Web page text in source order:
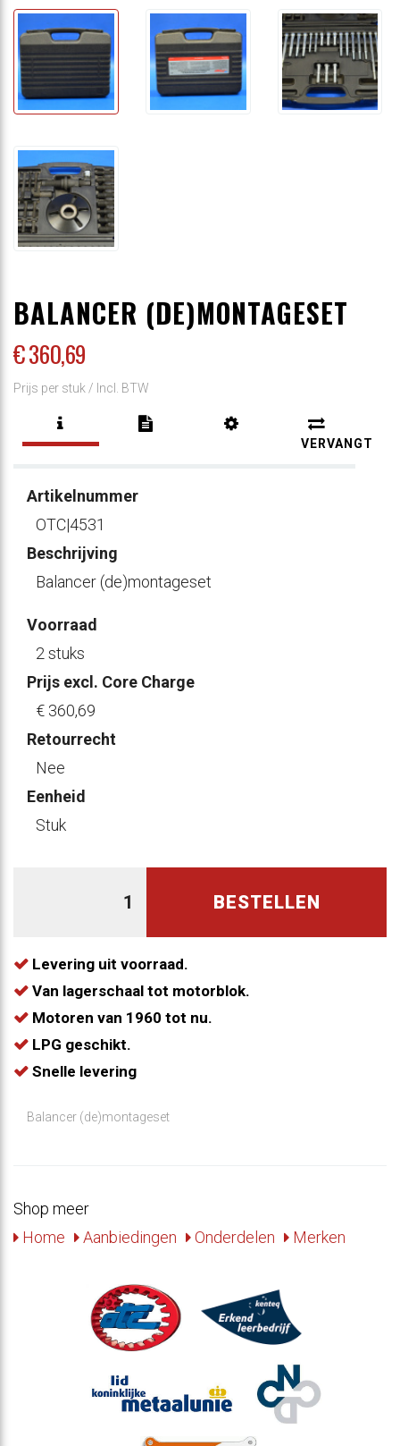
BALANCER (DE)MONTAGESET
€ 360,69
Prijs per stuk / Incl. BTW
VERVANGT
Artikelnummer
OTC|4531
Beschrijving
Balancer (de)montageset
Voorraad
2 stuks
Prijs excl. Core Charge
€ 360,69
Retourrecht
Nee
Eenheid
Stuk
BESTELLEN
Levering uit voorraad.
Van lagerschaal tot motorblok.
Motoren van 1960 tot nu.
LPG geschikt.
Snelle levering
Balancer (de)montageset
Shop meer
Home
Aanbiedingen Onderdelen Merken